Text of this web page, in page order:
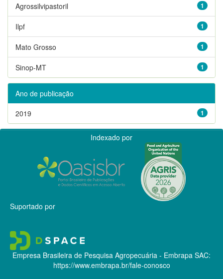
1
Agrossilvipastoril
1
Ilpf
1
Mato Grosso
1
Sinop-MT
Ano de publicação
1
2019
Indexado por
Suportado por
Empresa Brasileira de Pesquisa Agropecuária - Embrapa SAC:
https://www.embrapa.br/fale-conosco